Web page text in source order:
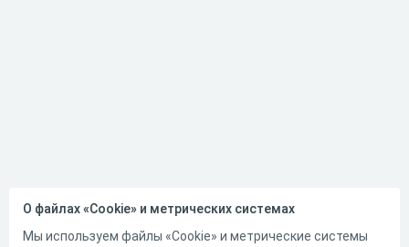
О файлах «Cookie» и метрических системах
Мы используем файлы «Cookie» и метрические системы